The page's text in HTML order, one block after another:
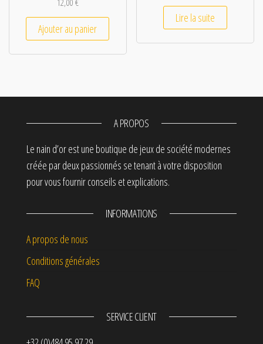
Ajouter au panier
Lire la suite
A PROPOS
Le nain d’or est une boutique de jeux de société modernes
créée par deux passionnés se tenant à votre disposition
pour vous fournir conseils et explications.
INFORMATIONS
A propos de nous
Conditions générales
FAQ
SERVICE CLIENT